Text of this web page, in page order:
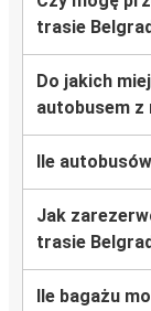
trasie
Do jakich
autobusem z
Ile
Jak
trasie
Ile bagażu